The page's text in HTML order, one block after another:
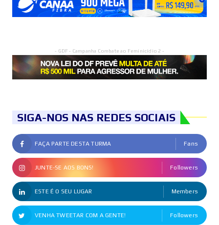
- GDF - Campanha Combate ao Feminicídio 2 -
SIGA-NOS NAS REDES SOCIAIS
FAÇA PARTE DESTA TURMA Fans
JUNTE-SE AOS BONS! Followers
ESTE É O SEU LUGAR Members
VENHA TWEETAR COM A GENTE! Followers